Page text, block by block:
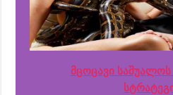
მცოცავი